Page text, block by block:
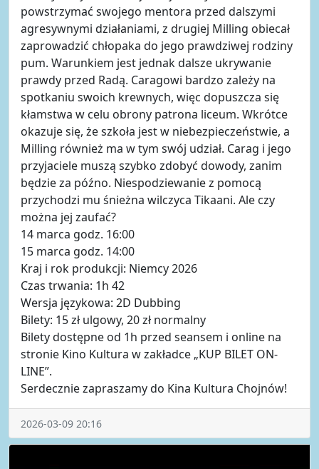
powstrzymać swojego mentora przed dalszymi
agresywnymi działaniami, z drugiej Milling obiecał
zaprowadzić chłopaka do jego prawdziwej rodziny
pum. Warunkiem jest jednak dalsze ukrywanie
prawdy przed Radą. Caragowi bardzo zależy na
spotkaniu swoich krewnych, więc dopuszcza się
kłamstwa w celu obrony patrona liceum. Wkrótce
okazuje się, że szkoła jest w niebezpieczeństwie, a
Milling również ma w tym swój udział. Carag i jego
przyjaciele muszą szybko zdobyć dowody, zanim
będzie za późno. Niespodziewanie z pomocą
przychodzi mu śnieżna wilczyca Tikaani. Ale czy
można jej zaufać?
14 marca godz. 16:00
15 marca godz. 14:00
Kraj i rok produkcji: Niemcy 2026
Czas trwania: 1h 42
Wersja językowa: 2D Dubbing
Bilety: 15 zł ulgowy, 20 zł normalny
Bilety dostępne od 1h przed seansem i online na
stronie Kino Kultura w zakładce „KUP BILET ON-
LINE”.
Serdecznie zapraszamy do Kina Kultura Chojnów!
2026-03-09 20:16